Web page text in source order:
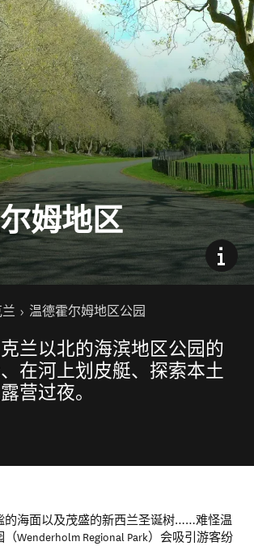
姆地区
温德霍尔姆地区公园
兰以北的海滨地区公园的
在河上划皮艇、探索本土
营过夜。
的海面以及茂盛的新西兰圣诞树……难怪温
Wenderholm Regional Park）会吸引游客纷